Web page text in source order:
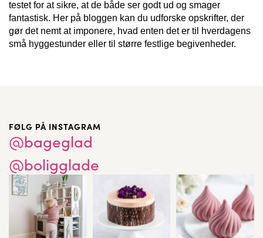
testet for at sikre, at de både ser godt ud og smager
fantastisk. Her på bloggen kan du udforske opskrifter, der
gør det nemt at imponere, hvad enten det er til hverdagens
små hyggestunder eller til større festlige begivenheder.
FØLG PÅ INSTAGRAM
@bageglad
@boligglade